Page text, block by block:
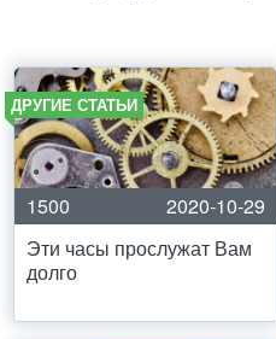
ДРУГИЕ СТАТЬИ
1500
2020-10-29
Эти часы прослужат Вам
долго